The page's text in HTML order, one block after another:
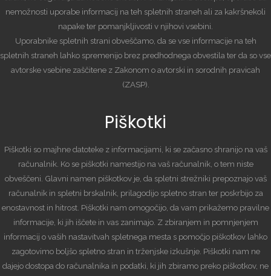
nemožnosti uporabe informacij na teh spletnih straneh ali za kakršnekoli
napake ter pomanjkljivosti v njihovi vsebini.
Uporabnike spletnih strani obveščamo, da se vse informacije na teh
spletnih straneh lahko spremenijo brez predhodnega obvestila ter da so vse
avtorske vsebine zaščitene z Zakonom o avtorski in sorodnih pravicah
(ZASP).
Piškotki
Piškotki so majhne datoteke z informacijami, ki se začasno shranijo na vaš
računalnik. Ko se piškotki namestijo na vaš računalnik, o tem niste
obveščeni. Glavni namen piškotkov je, da spletni strežniki prepoznajo vaš
računalnik in spletni brskalnik, prilagodijo spletno stran ter poskrbijo za
enostavnost in hitrost. Piškotki nam omogočijo, da vam prikažemo pravilne
informacije, ki jih iščete in vas zanimajo. Z zbiranjem in pomnjenjem
informacij o vaših nastavitvah spletnega mesta s pomočjo piškotkov lahko
zagotovimo boljšo spletno stran in trženjske izkušnje. Piškotki nam ne
dajejo dostopa do računalnika in podatki, ki jih zbiramo preko piškotkov, ne